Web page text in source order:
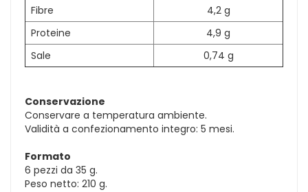
Fibre
4,2 g
Proteine
4,9 g
Sale
0,74 g
Conservazione
Conservare a temperatura ambiente.
Validità a confezionamento integro: 5 mesi.
Formato
6 pezzi da 35 g.
Peso netto: 210 g.